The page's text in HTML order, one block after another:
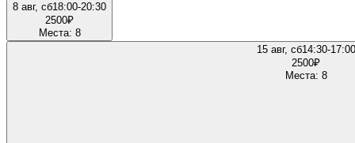
8 авг, сб18:00-20:30
2500₽
Места: 8
15 авг, сб14:30-17:00
2500₽
Места: 8